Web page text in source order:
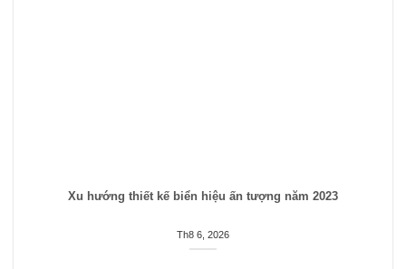
Xu hướng thiết kế biển hiệu ấn tượng năm 2023
Th8 6, 2026